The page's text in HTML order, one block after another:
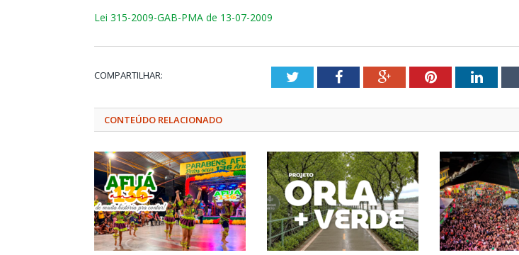
Lei 315-2009-GAB-PMA de 13-07-2009
COMPARTILHAR: TwitterFacebookGoogle+Pinterest
CONTEÚDO RELACIONADO